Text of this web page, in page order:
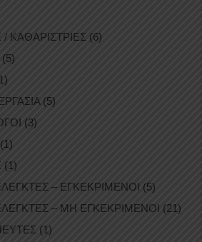
ΚΑΘΑΡΙΣΤΡΙΕΣ (6)
(5)
(5)
(3)
(1)
(1)
– ΕΓΚΕΚΡΙΜΕΝΟΙ (5)
– ΜΗ ΕΓΚΕΚΡΙΜΕΝΟΙ (21)
(1)